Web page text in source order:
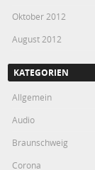
Oktober 2012
August 2012
KATEGORIEN
Allgemein
Audio
Braunschweig
Corona